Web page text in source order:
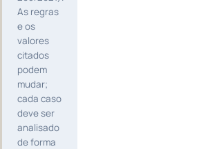
As regras
e os
valores
citados
podem
mudar;
cada caso
deve ser
analisado
de forma